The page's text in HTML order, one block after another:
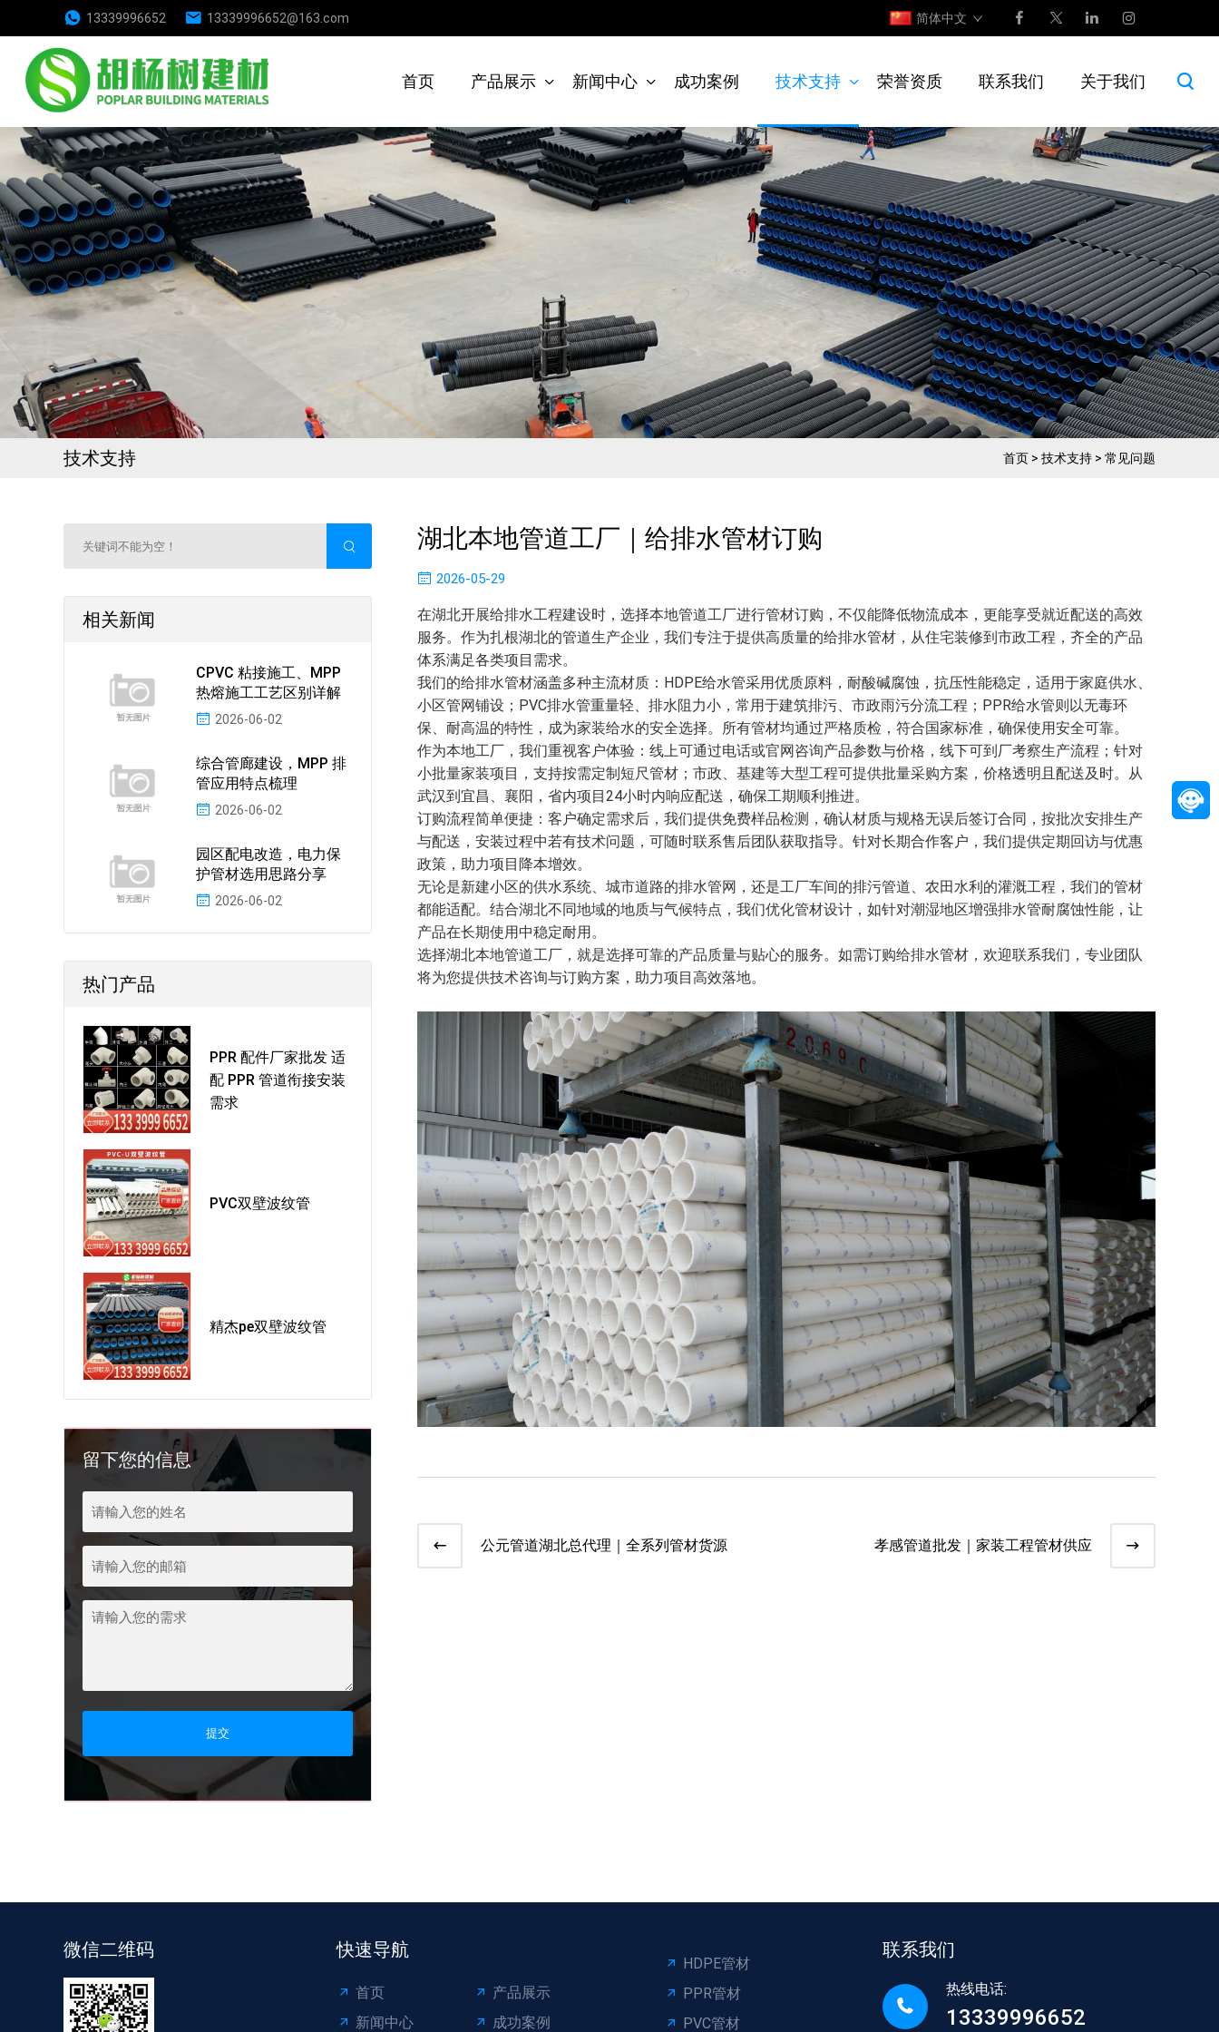
13339996652 13339996652@163.com 简体中文
首页 产品展示 新闻中心 成功案例 技术支持 荣誉资质 联系我们 关于我们
技术支持 首页 > 技术支持 > 常见问题
相关新闻
CPVC 粘接施工、MPP
热熔施工工艺区别详解
2026-06-02
综合管廊建设，MPP 排
管应用特点梳理
2026-06-02
园区配电改造，电力保
护管材选用思路分享
2026-06-02
热门产品
PPR 配件厂家批发 适
配 PPR 管道衔接安装
需求
PVC双壁波纹管
精杰pe双壁波纹管
留下您的信息
提交
湖北本地管道工厂｜给排水管材订购
2026-05-29
在湖北开展给排水工程建设时，选择本地管道工厂进行管材订购，不仅能降低物流成本，更能享受就近配送的高效
服务。作为扎根湖北的管道生产企业，我们专注于提供高质量的给排水管材，从住宅装修到市政工程，齐全的产品
体系满足各类项目需求。
我们的给排水管材涵盖多种主流材质：HDPE给水管采用优质原料，耐酸碱腐蚀，抗压性能稳定，适用于家庭供水、
小区管网铺设；PVC排水管重量轻、排水阻力小，常用于建筑排污、市政雨污分流工程；PPR给水管则以无毒环
保、耐高温的特性，成为家装给水的安全选择。所有管材均通过严格质检，符合国家标准，确保使用安全可靠。
作为本地工厂，我们重视客户体验：线上可通过电话或官网咨询产品参数与价格，线下可到厂考察生产流程；针对
小批量家装项目，支持按需定制短尺管材；市政、基建等大型工程可提供批量采购方案，价格透明且配送及时。从
武汉到宜昌、襄阳，省内项目24小时内响应配送，确保工期顺利推进。
订购流程简单便捷：客户确定需求后，我们提供免费样品检测，确认材质与规格无误后签订合同，按批次安排生产
与配送，安装过程中若有技术问题，可随时联系售后团队获取指导。针对长期合作客户，我们提供定期回访与优惠
政策，助力项目降本增效。
无论是新建小区的供水系统、城市道路的排水管网，还是工厂车间的排污管道、农田水利的灌溉工程，我们的管材
都能适配。结合湖北不同地域的地质与气候特点，我们优化管材设计，如针对潮湿地区增强排水管耐腐蚀性能，让
产品在长期使用中稳定耐用。
选择湖北本地管道工厂，就是选择可靠的产品质量与贴心的服务。如需订购给排水管材，欢迎联系我们，专业团队
将为您提供技术咨询与订购方案，助力项目高效落地。
公元管道湖北总代理｜全系列管材货源 孝感管道批发｜家装工程管材供应
微信二维码 快速导航
首页
产品展示
新闻中心
成功案例
HDPE管材
PPR管材
PVC管材
联系我们
热线电话:
13339996652